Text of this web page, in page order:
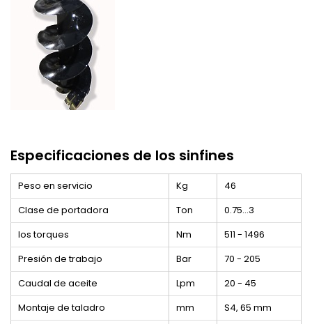
Especificaciones de los sinfines
Peso en servicio Kg
46
Clase de portadora
Ton
0.75…3
los torques
Nm
511 - 1496
Presión de trabajo
Bar
70 - 205
Caudal de aceite
Lpm
20 - 45
Montaje de taladro
mm
S4, 65 mm